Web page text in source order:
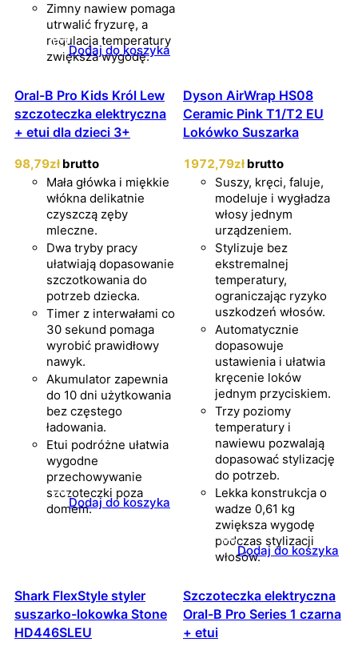
Zimny nawiew pomaga
utrwalić fryzurę, a
regulacja temperatury
zwiększa wygodę.
Dodaj do koszyka
Oral-B Pro Kids Król Lew
szczoteczka elektryczna
+ etui dla dzieci 3+
98,79zł brutto
Mała główka i miękkie
włókna delikatnie
czyszczą zęby
mleczne.
Dwa tryby pracy
ułatwiają dopasowanie
szczotkowania do
potrzeb dziecka.
Timer z interwałami co
30 sekund pomaga
wyrobić prawidłowy
nawyk.
Akumulator zapewnia
do 10 dni użytkowania
bez częstego
ładowania.
Etui podróżne ułatwia
wygodne
przechowywanie
szczoteczki poza
domem.Dodaj do koszyka
Dyson AirWrap HS08
Ceramic Pink T1/T2 EU
Lokówko Suszarka
1972,79zł brutto
Suszy, kręci, faluje,
modeluje i wygładza
włosy jednym
urządzeniem.
Stylizuje bez
ekstremalnej
temperatury,
ograniczając ryzyko
uszkodzeń włosów.
Automatycznie
dopasowuje
ustawienia i ułatwia
kręcenie loków
jednym przyciskiem.
Trzy poziomy
temperatury i
nawiewu pozwalają
dopasować stylizację
do potrzeb.
Lekka konstrukcja o
wadze 0,61 kg
zwiększa wygodę
podczas stylizacji
włosów.Dodaj do koszyka
Shark FlexStyle styler
suszarko-lokowka Stone
HD446SLEU
Szczoteczka elektryczna
Oral-B Pro Series 1 czarna
+ etui